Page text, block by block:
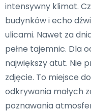
intensywny klimat.
budynków i echo
ulicami. Nawet za
pełne tajemnic. Dla
największy atut. Nie
zdjęcie. To miejsce
odkrywania małych
poznawania